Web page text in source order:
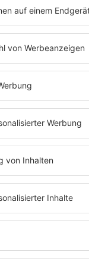
mehr
ROLAND